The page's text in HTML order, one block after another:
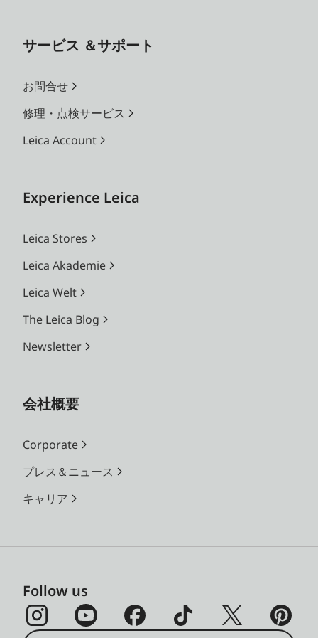
サービス ＆サポート
お問合せ
修理・点検サービス
Leica Account
Experience Leica
Leica Stores
Leica Akademie
Leica Welt
The Leica Blog
Newsletter
会社概要
Corporate
プレス＆ニュース
キャリア
Follow us